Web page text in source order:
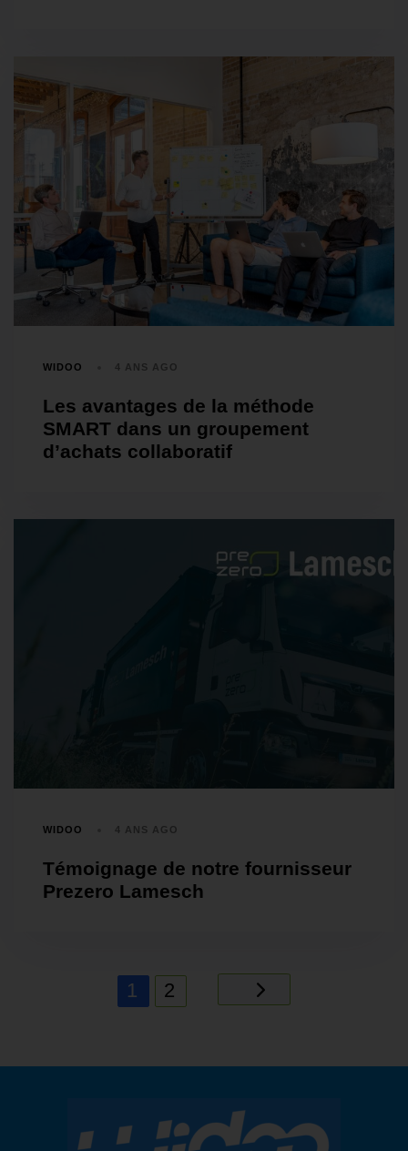
WIDOO 4 ANS AGO
Les avantages de la méthode
SMART dans un groupement
d’achats collaboratif
WIDOO 4 ANS AGO
Témoignage de notre fournisseur
Prezero Lamesch
1 2